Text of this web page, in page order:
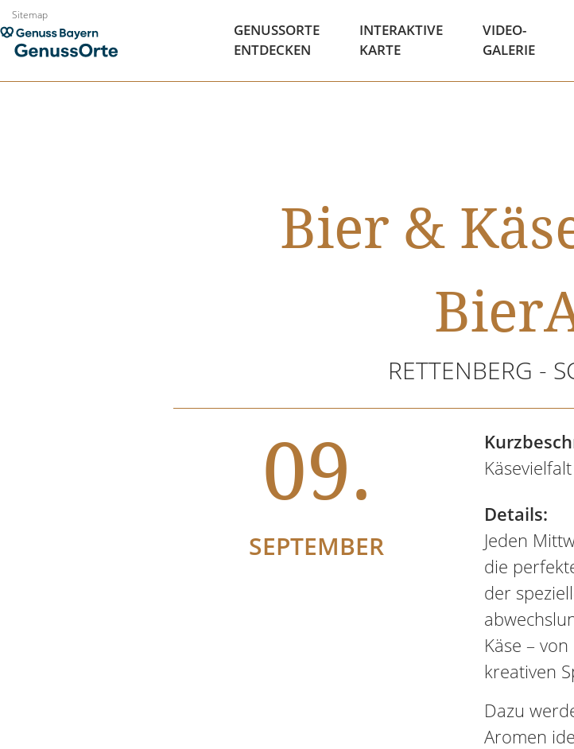
Zum
Inhalt
springen
Sitemap
GENUSSORTE
ENTDECKEN
INTERAKTIVE
KARTE
VIDEO-
GALERIE
Bier &
RETTENBERG -
09.
SEPTEMBER
Details:
Jeden
die
der
Käse –
kreativen
Dazu
Aromen